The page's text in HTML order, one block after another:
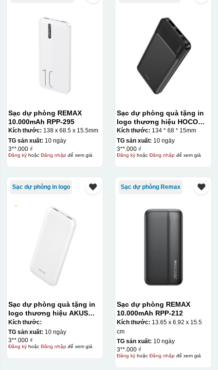
Sạc dự phòng REMAX
10.000mAh RPP-295
Kích thước: 138 x 68.5 x 15.5mm
TG sản xuất: 10 ngày
3**.000 ₫
Đăng kýhoặc Đăng nhậpđể xem giá
Sạc dự phòng quà tặng in
logo thương hiệu HOCO
10.000mAh KQ-SDP02
Kích thước: 134 * 68 * 15mm
TG sản xuất: 10 ngày
3**.000 ₫
Đăng kýhoặc Đăng nhậpđể xem giá
Sạc dự phòng in logo
Sạc dự phòng quà tặng in
logo thương hiệu AKUS
10.000mAh KQ-SDP05
Kích thước:
TG sản xuất: 10 ngày
3**.000 ₫
Đăng kýhoặc Đăng nhậpđể xem giá
Sạc dự phòng Remax
Sạc dự phòng REMAX
10.000mAh RPP-212
Kích thước: 13.65 x 6.92 x 15.5
cm
TG sản xuất: 10 ngày
3**.000 ₫
Đăng kýhoặc Đăng nhậpđể xem giá